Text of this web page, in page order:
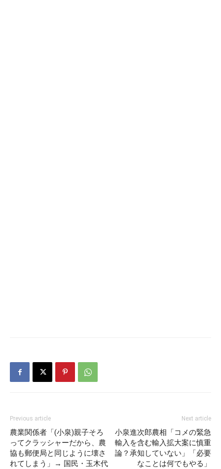
Previous article
農業関係者「(小泉)親子そろ
ってクラッシャーだから、農
協も郵便局と同じように壊さ
れてしまう」→ 国民・玉木代
Next article
小泉進次郎農相「コメの緊急
輸入を含む輸入拡大案に慎重
論？承知していない」「必要
なことは何でもやる」